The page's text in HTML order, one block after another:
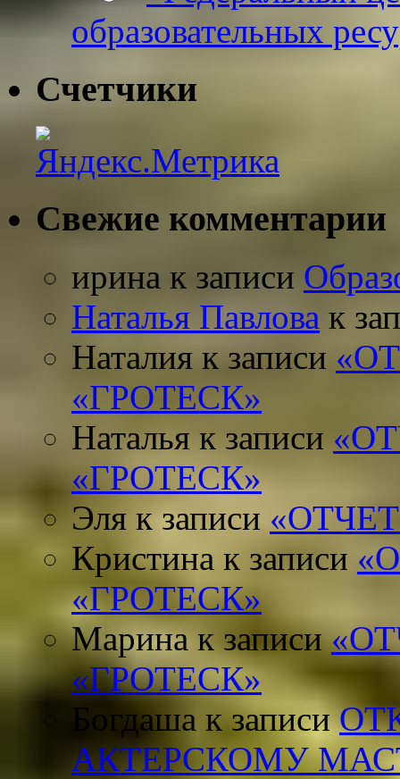
образовательных
Счетчики
Свежие комментарии
ирина к записи
Наталья Павлова к
Наталияк записи
«ГРОТЕСК»
Наталья к записи
«ГРОТЕСК»
Эля к записи
Кристина к записи
«ГРОТЕСК»
Марина к записи
«ГРОТЕСК»
Богдаша к записи
АКТЕРСКОМУ